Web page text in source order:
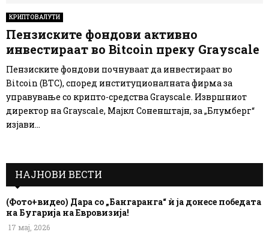
КРИПТОВАЛУТИ
Пензиските фондови активно
инвестираат во Bitcoin преку Grayscale
Пензиските фондови почнуваат да инвестираат во
Bitcoin (BTC), според институционалната фирма за
управување со крипто-средства Grayscale. Извршниот
директор на Grayscale, Мајкл Соненштајн, за „Блумберг“
изјави...
НАЈНОВИ ВЕСТИ
(Фото+видео) Дара со „Бангаранга“ ѝ ја донесе победата
на Бугарија на Евровизија!
17 мај, 2026